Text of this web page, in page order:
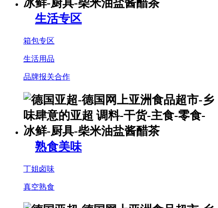
生活专区
箱包专区
生活用品
品牌报关合作
熟食美味
丁姐卤味
真空熟食